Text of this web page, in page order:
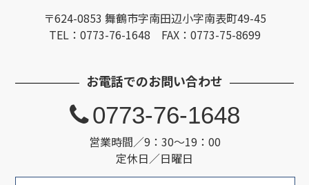
〒624-0853 舞鶴市字南田辺小字南表町49-45
TEL：0773-76-1648 FAX：0773-75-8699
お電話でのお問い合わせ
営業時間／9：30～19：00
定休日／日曜日
0773-76-1648